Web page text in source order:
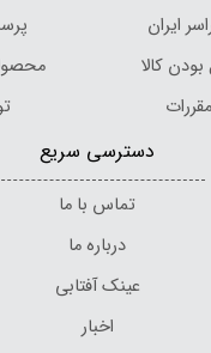
ایران
کالا
دسترسی سریع
تماس با ما
درباره ما
عینک آفتابی
اخبار